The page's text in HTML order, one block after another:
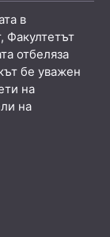
в
Факултетът
отбеляза
бе уважен
на
на